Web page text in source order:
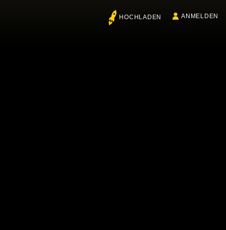
HOCHLADEN ANMELDEN